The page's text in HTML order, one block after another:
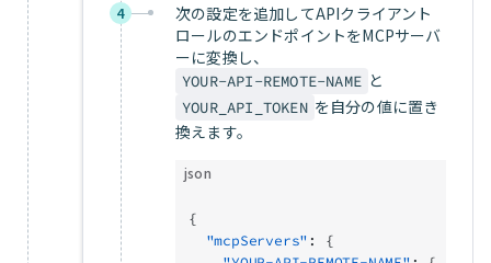
4
次の設定を追加してAPIクライアント
ロールのエンドポイントをMCPサーバ
ーに変換し、
YOUR-API-REMOTE-NAME と
YOUR_API_TOKEN を自分の値に置き
換えます。
json
{
  "mcpServers"
: {